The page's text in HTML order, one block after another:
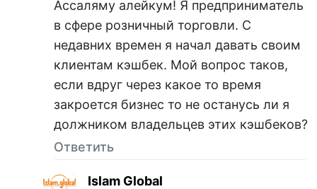
Ассаляму алейкум! Я предприниматель
в сфере розничный торговли. С
недавних времен я начал давать своим
клиентам кэшбек. Мой вопрос таков,
если вдруг через какое то время
закроется бизнес то не останусь ли я
должником владельцев этих кэшбеков?
Ответить
Islam Global